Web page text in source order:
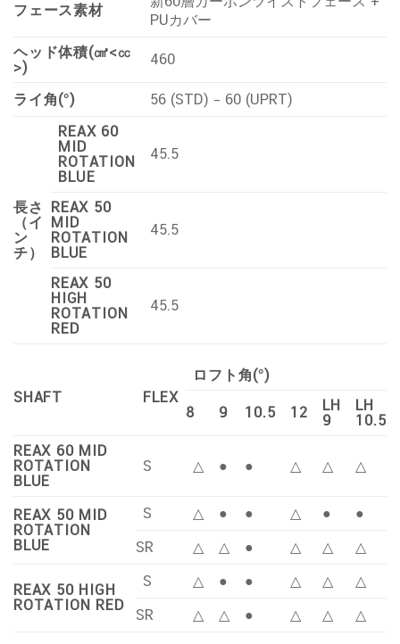
フェース素材
PUカバー
ヘッド体積(㎤<㏄
>)
460
ライ角(°) 56 (STD) – 60 (UPRT)
長さ
（イ
ン
チ）
REAX 60
MID
ROTATION
BLUE
45.5
REAX 50
MID
ROTATION
BLUE
45.5
REAX 50
HIGH
ROTATION
RED
45.5
SHAFT FLEX
ロフト角(°)
8 9 10.5 12
LH
9
LH
10.5
REAX 60 MID
ROTATION
BLUE
S △ ● ● △ △ △
REAX 50 MID
ROTATION
BLUE
S △ ● ● △ ●
●
SR
△ △ ● △ △ △
REAX 50 HIGH
ROTATION RED
S △ ● ● △ △
△
SR
△ △ ● △ △ △